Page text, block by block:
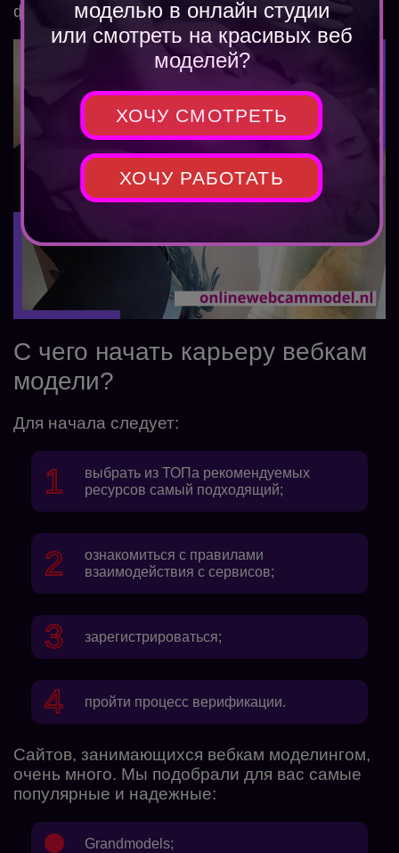
фото, как проходить обучение и так далее.
С чего начать карьеру вебкам
модели?
Для начала следует:
выбрать из ТОПа рекомендуемых
ресурсов самый подходящий;
ознакомиться с правилами
взаимодействия с сервисов;
зарегистрироваться;
пройти процесс верификации.
Сайтов, занимающихся вебкам моделингом,
очень много. Мы подобрали для вас самые
популярные и надежные:
Grandmodels;
моделью в онлайн студии
или смотреть на красивых веб
моделей?
ХОЧУ СМОТРЕТЬ
ХОЧУ РАБОТАТЬ